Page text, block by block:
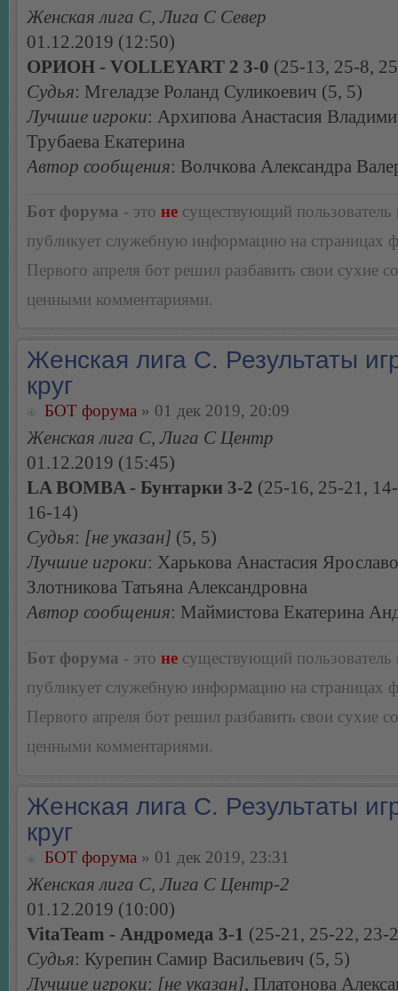
Женская лига С, Лига С Север
01.12.2019 (12:50)
ОРИОН - VOLLEYART 2 3-0 (25-13, 25-8,
Судья: Мгеладзе Роланд Суликоевич (5, 5)
Лучшие игроки: Архипова Анастасия
Трубаева Екатерина
Автор сообщения: Волчкова Александра
Бот форума - это не существующий пользователь
публикует служебную информацию на страницах
Первого апреля бот решил разбавить свои сухие
ценными комментариями.
Женская лига С. Результаты
круг
БОТ форума » 01 дек 2019, 20:09
Женская лига С, Лига С Центр
01.12.2019 (15:45)
LA BOMBA - Бунтарки 3-2 (25-16, 25-21,
16-14)
Судья: [не указан] (5, 5)
Лучшие игроки: Харькова Анастасия
Злотникова Татьяна Александровна
Автор сообщения: Маймистова Екатерина
Бот форума - это не существующий пользователь
публикует служебную информацию на страницах
Первого апреля бот решил разбавить свои сухие
ценными комментариями.
Женская лига С. Результаты
круг
БОТ форума » 01 дек 2019, 23:31
Женская лига С, Лига С Центр-2
01.12.2019 (10:00)
VitaTeam - Андромеда 3-1 (25-21, 25-22, 23-
Судья: Курепин Самир Васильевич (5, 5)
Лучшие игроки: [не указан], Платонова